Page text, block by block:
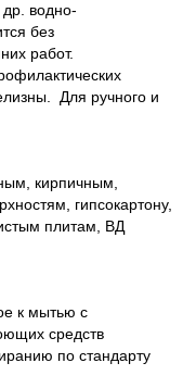
водно-
без
работ.
Для ручного и
кирпичным,
гипсокартону,
плитам, ВД
к мытью с
средств
по стандарту